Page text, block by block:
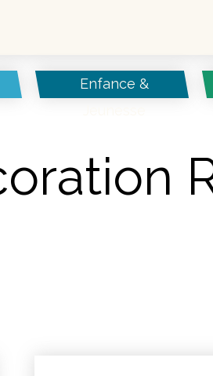
Enfance &